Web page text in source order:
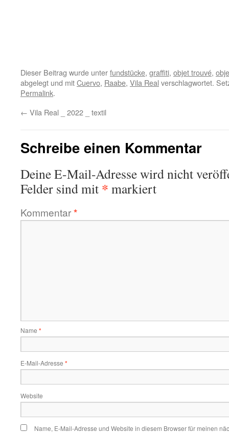
Dieser Beitrag wurde unterfundstücke, graffiti, objet trouvé,
abgelegt und mitCuervo, Raabe, Vila Real verschlagwortet.
Permalink.
← Vila Real _ 2022 _ textil
Schreibe einen Kommentar
Deine E-Mail-Adresse wird nicht
Felder sind mit * markiert
Kommentar*
Name *
E-Mail-Adresse *
Website
Name, E-Mail-Adresse und Website in diesem Browser für meinen